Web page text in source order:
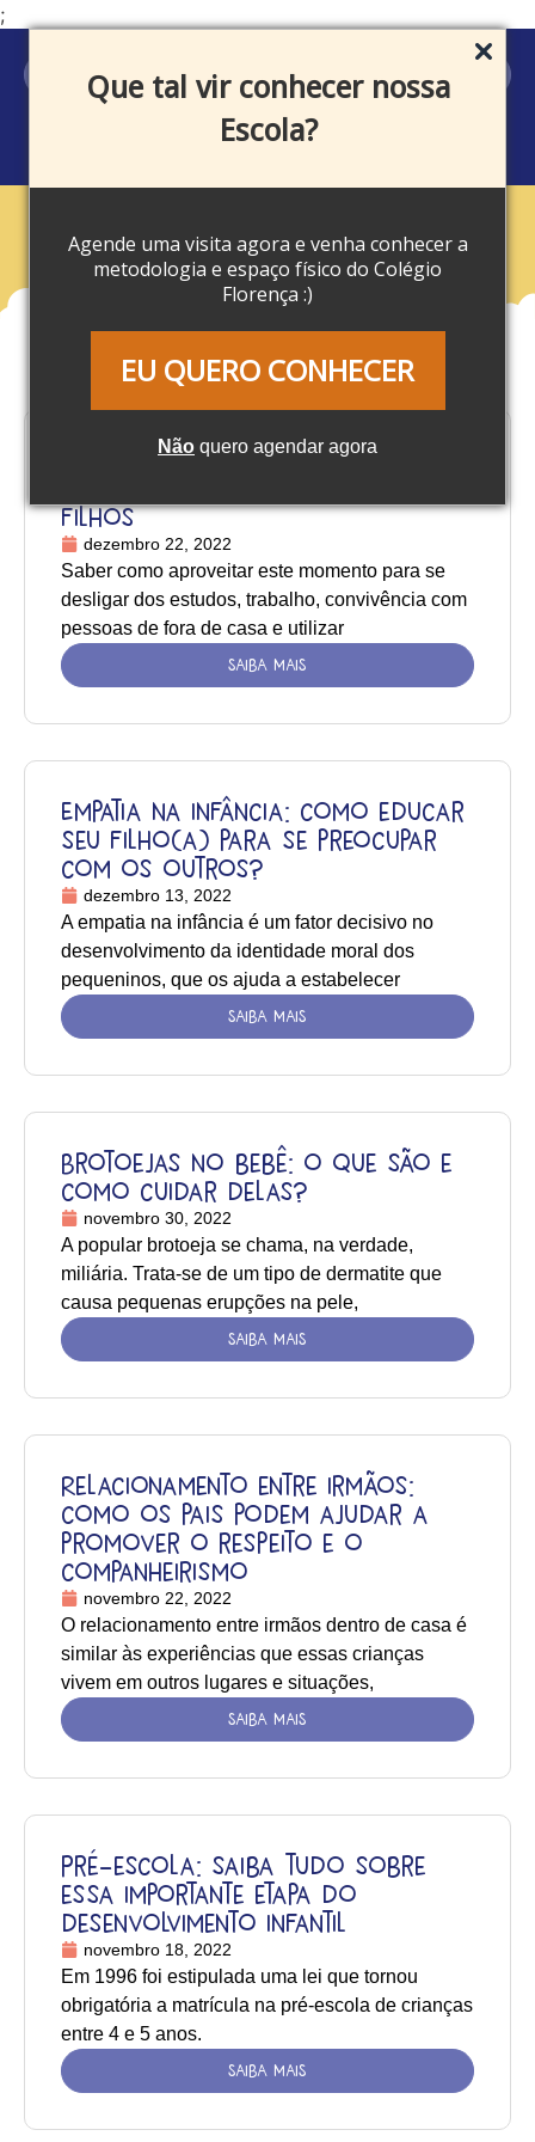
Que tal vir conhecer nossa
Escola?
Agende uma visita agora e venha conhecer a
metodologia e espaço físico do Colégio
Florença :)
EU QUERO CONHECER
Não quero agendar agora
;
MEU ACESSO
Blog
Férias escolares: Confira 10
filhos
dezembro 22, 2022
Saber como aproveitar este momento para se
desligar dos estudos, trabalho, convivência com
pessoas de fora de casa e utilizar
SAIBA MAIS
Empatia na infância: como educar
seu filho(a) para se preocupar
com os outros?
dezembro 13, 2022
A empatia na infância é um fator decisivo no
desenvolvimento da identidade moral dos
pequeninos, que os ajuda a estabelecer
SAIBA MAIS
Brotoejas no bebê: o que são e
como cuidar delas?
novembro 30, 2022
A popular brotoeja se chama, na verdade,
miliária. Trata-se de um tipo de dermatite que
causa pequenas erupções na pele,
SAIBA MAIS
Relacionamento entre irmãos:
como os pais podem ajudar a
promover o respeito e o
companheirismo
novembro 22, 2022
O relacionamento entre irmãos dentro de casa é
similar às experiências que essas crianças
vivem em outros lugares e situações,
SAIBA MAIS
Pré-escola: saiba tudo sobre
essa importante etapa do
desenvolvimento infantil
novembro 18, 2022
Em 1996 foi estipulada uma lei que tornou
obrigatória a matrícula na pré-escola de crianças
entre 4 e 5 anos.
SAIBA MAIS